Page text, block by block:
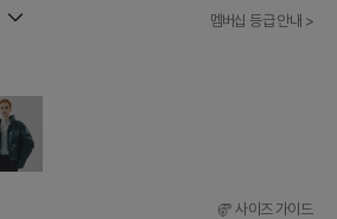
멤버십 등급 안내 >
사이즈 가이드